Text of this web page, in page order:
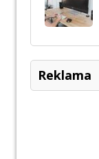
Reklama